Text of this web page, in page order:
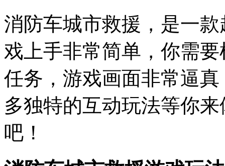
消防车城市救援，是一
戏上手非常简单，你需
任务，游戏画面非常逼
多独特的互动玩法等你
吧！